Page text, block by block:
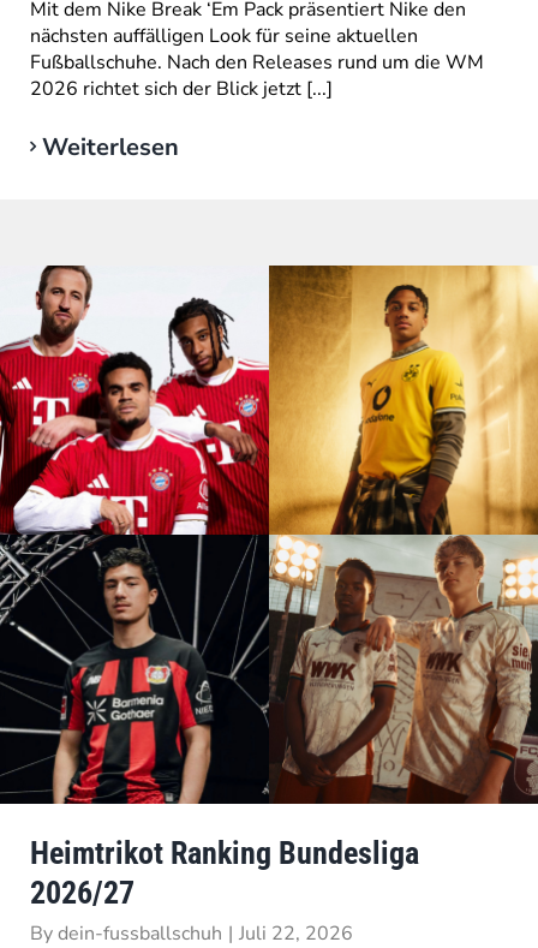
Mit dem Nike Break ‘Em Pack präsentiert Nike den
nächsten auffälligen Look für seine aktuellen
Fußballschuhe. Nach den Releases rund um die WM
2026 richtet sich der Blick jetzt [...]
Weiterlesen
Heimtrikot Ranking Bundesliga
2026/27
Bydein-fussballschuh | Juli 22, 2026